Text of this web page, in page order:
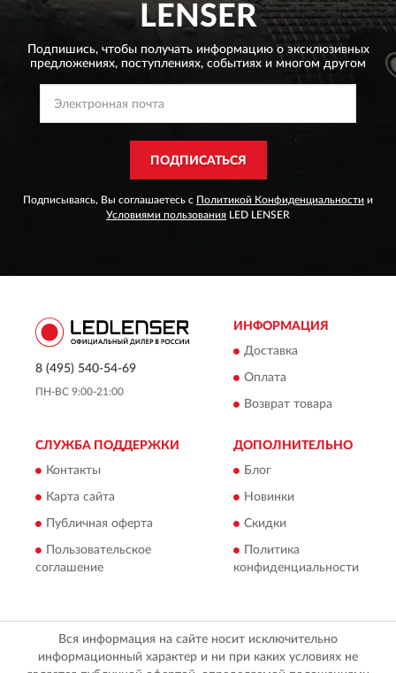
LENSER
Подпишись, чтобы получать информацию о эксклюзивных
предложениях, поступлениях, событиях и многом другом
ПОДПИСАТЬСЯ
Подписываясь, Вы соглашаетесь с Политикой Конфиденциальности и
Условиями пользования LED LENSER
8 (495) 540-54-69
ПН-ВС 9:00-21:00
ИНФОРМАЦИЯ
Доставка
Оплата
Возврат товара
СЛУЖБА ПОДДЕРЖКИ
Контакты
Карта сайта
Публичная оферта
Пользовательское
соглашение
ДОПОЛНИТЕЛЬНО
Блог
Новинки
Скидки
Политика
конфиденциальности
Вся информация на сайте носит исключительно
информационный характер и ни при каких условиях не